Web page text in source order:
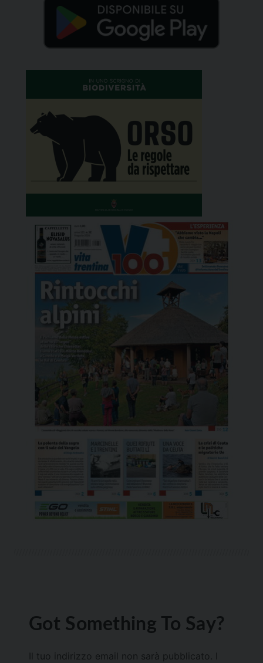
Got Something To Say?
Il tuo indirizzo email non sarà pubblicato.